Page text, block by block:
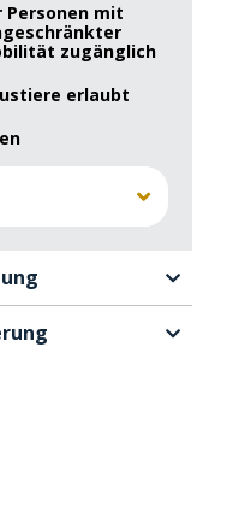
Personen mit
zugänglich
erlaubt